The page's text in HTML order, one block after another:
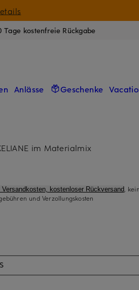
Tage kostenfreie Rückgabe
Anlässe Geschenke
im Materialmix
kostenloser Rückversand,
und Verzollungskosten